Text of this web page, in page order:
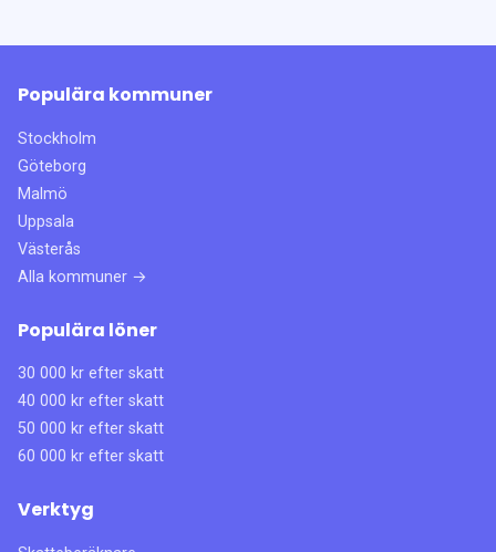
Populära kommuner
Stockholm
Göteborg
Malmö
Uppsala
Västerås
Alla kommuner →
Populära löner
30 000 kr efter skatt
40 000 kr efter skatt
50 000 kr efter skatt
60 000 kr efter skatt
Verktyg